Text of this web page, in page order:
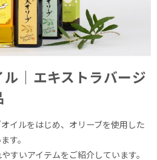
｜エキストラバージ
イルをはじめ、オリーブを使用した
す。
すいアイテムをご紹介しています。